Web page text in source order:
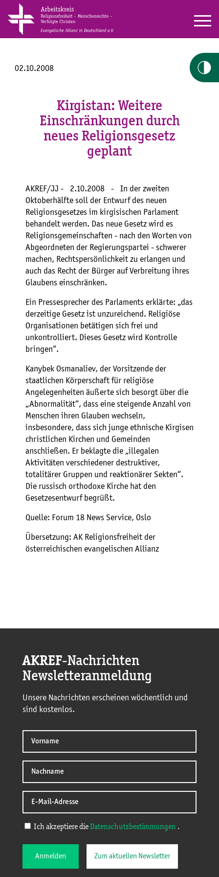
02.10.2008
Kirgistan: Weitere
Einschränkungen durch
neues Religionsgesetz
geplant
AKREF/JJ - 2.10.2008 -
In der zweiten
Oktoberhälfte soll der Entwurf des neuen
Religionsgesetzes im kirgisischen Parlament
behandelt werden. Das neue Gesetz wird es
Religionsgemeinschaften - nach den Worten von
Abgeordneten der Regierungspartei - schwerer
machen, Rechtspersönlichkeit zu erlangen und
auch das Recht der Bürger auf Verbreitung ihres
Glaubens einschränken.
Ein Pressesprecher des Parlaments erklärte: „das
derzeitige Gesetz ist unzureichend. Religiöse
Organisationen betätigen sich frei und
unkontrolliert. Dieses Gesetz wird Kontrolle
bringen“.
Kanybek Osmanaliev, der Vorsitzende der
staatlichen Körperschaft für religiöse
Angelegenheiten äußerte sich besorgt über die
„Abnormalität“, dass eine steigende Anzahl von
Menschen ihren Glauben wechseln,
insbesondere, dass sich junge ethnische Kirgisen
christlichen Kirchen und Gemeinden
anschließen. Er beklagte die „illegalen
Aktivitäten verschiedener destruktiver,
totalitärer Gruppen und reaktionärer Sekten“.
Die russisch orthodoxe Kirche hat den
Gesetzesentwurf begrüßt.
Quelle: Forum 18 News Service, Oslo
Übersetzung: AK Religionsfreiheit der
österreichischen evangelischen Allianz
AKREF-Nachrichten
Newsletteranmeldung
Unsere Nachrichten erscheinen wöchentlich und
sind kostenlos.
Ich akzeptiere die Datenschutzbestimmungen .
Anmelden Zum aktuellen Newsletter